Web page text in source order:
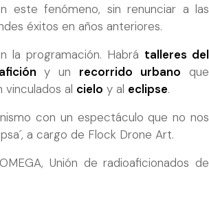
este fenómeno, sin renunciar a las
éxitos en años anteriores.
la programación. Habrá talleres del
y un recorrido urbano que
al cielo y al eclipse.
con un espectáculo que no nos
a cargo de Flock Drone Art.
Unión de radioaficionados de